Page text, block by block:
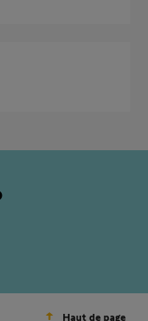
Haut de page